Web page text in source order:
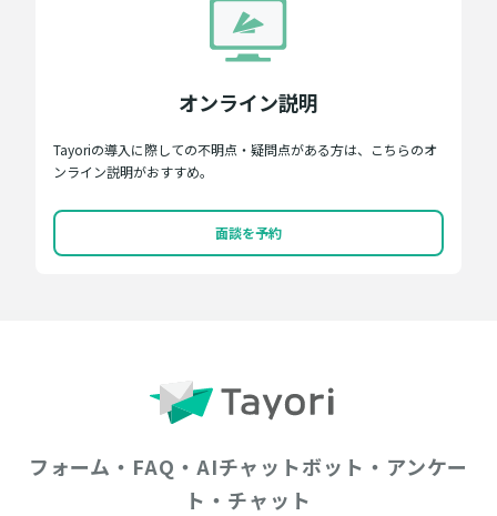
オンライン説明
Tayoriの導入に際しての不明点・疑問点がある方は、こちらのオ
ンライン説明がおすすめ。
面談を予約
フォーム・FAQ・AIチャットボット・アンケー
ト・チャット